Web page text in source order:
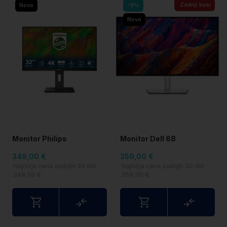
Novo
Monitor Philips
IPS (zvočniki
349,00 €
-5%
Novo
Zadnji kosi
Monitor Dell 68
359,00 €